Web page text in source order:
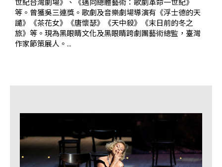
聯
絡
我
登
加
會
員
等。曾獲吳三連獎。歌劇及音樂劇場導演有《浮士德的天
譴》《茶花女》《唐懷瑟》《天中殺》《末日前的冬之
旅》等。現為黑眼睛文化及黑眼睛跨劇團藝術總監，臺灣
作家節策展人。...